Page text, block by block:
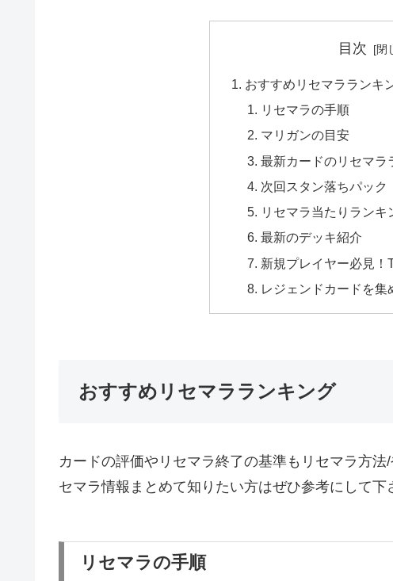
目次
おすすめリセマラランキ
リセマラの手順
マリガンの目安
最新カードのリセマラ
次回スタン落ちパック
リセマラ当たりランキ
最新のデッキ紹介
新規プレイヤー必見
レジェンドカードを集
おすすめリセマラランキング
カードの評価やリセマラ終了の基準もリセマラ方
セマラ情報まとめて知りたい方はぜひ参考にして下
リセマラの手順